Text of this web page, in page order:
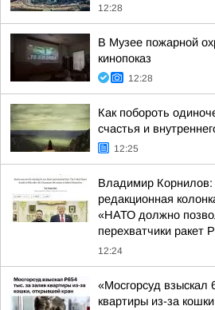
12:28
В Музее пожарной
кинопоказ
12:28
Как побороть
счастья и
12:25
Владимир
редакционная
«НАТО должно
перехватчики ракет
12:24
«Мосгорсуд взыскал
квартиры из-за